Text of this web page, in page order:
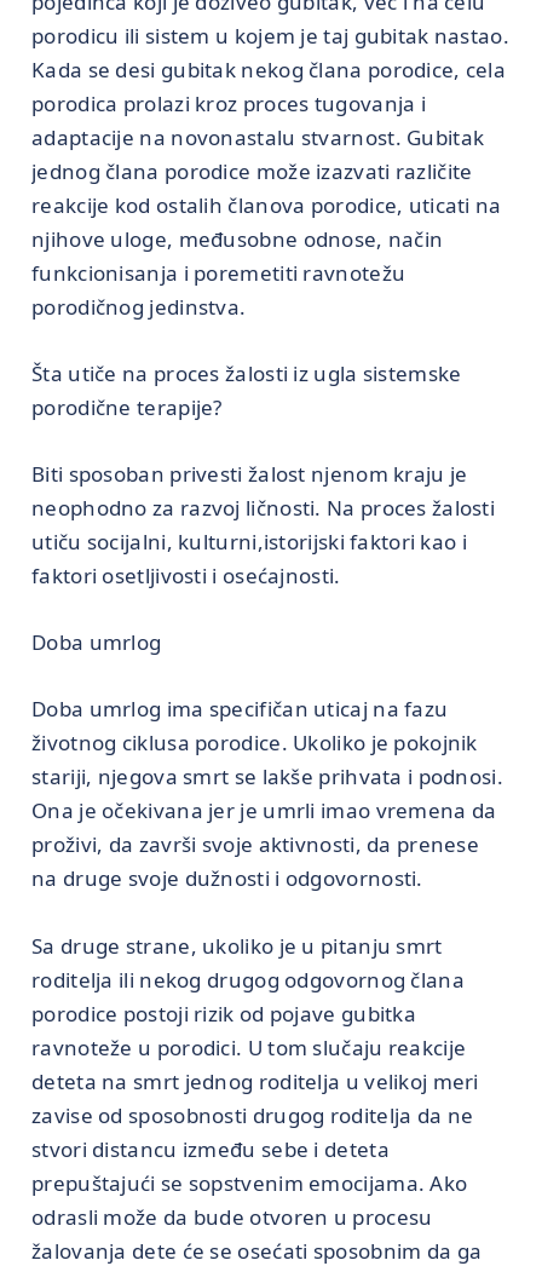
porodicu ili sistem u kojem je taj gubitak nastao.
Kada se desi gubitak nekog člana porodice, cela
porodica prolazi kroz proces tugovanja i
adaptacije na novonastalu stvarnost. Gubitak
jednog člana porodice može izazvati različite
reakcije kod ostalih članova porodice, uticati na
njihove uloge, međusobne odnose, način
funkcionisanja i poremetiti ravnotežu
porodičnog jedinstva.
Šta utiče na proces žalosti iz ugla sistemske
porodične terapije?
Biti sposoban privesti žalost njenom kraju je
neophodno za razvoj ličnosti. Na proces žalosti
utiču socijalni, kulturni,istorijski faktori kao i
faktori osetljivosti i osećajnosti.
Doba umrlog
Doba umrlog ima specifičan uticaj na fazu
životnog ciklusa porodice. Ukoliko je pokojnik
stariji, njegova smrt se lakše prihvata i podnosi.
Ona je očekivana jer je umrli imao vremena da
proživi, da završi svoje aktivnosti, da prenese
na druge svoje dužnosti i odgovornosti.
Sa druge strane, ukoliko je u pitanju smrt
roditelja ili nekog drugog odgovornog člana
porodice postoji rizik od pojave gubitka
ravnoteže u porodici. U tom slučaju reakcije
deteta na smrt jednog roditelja u velikoj meri
zavise od sposobnosti drugog roditelja da ne
stvori distancu između sebe i deteta
prepuštajući se sopstvenim emocijama. Ako
odrasli može da bude otvoren u procesu
žalovanja dete će se osećati sposobnim da ga